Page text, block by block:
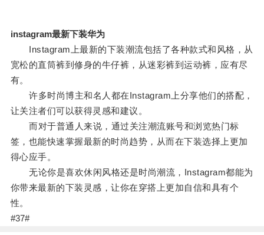
instagram最新下装华为
Instagram上最新的下装潮流包括了各种款式和风格，从
宽松的直筒裤到修身的牛仔裤，从迷彩裤到运动裤，应有尽
有。
许多时尚博主和名人都在Instagram上分享他们的搭配，
让关注者们可以获得灵感和建议。
而对于普通人来说，通过关注潮流账号和浏览热门标
签，也能快速掌握最新的时尚趋势，从而在下装选择上更加
得心应手。
无论你是喜欢休闲风格还是时尚潮流，Instagram都能为
你带来最新的下装灵感，让你在穿搭上更加自信和具有个
性。
#37#